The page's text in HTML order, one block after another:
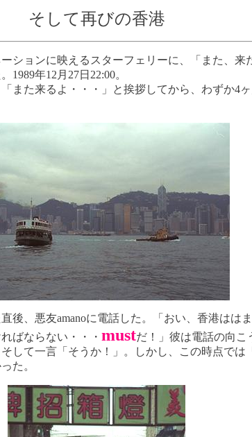
そして再びの香港
ションに映えるスターフェリーに、「また、来
1989年12月27日22:00。
また来るよ・・・」と挨拶してから、わずか4
後、悪友amanoに電話した。「おい、香港ははま
ばならない・・・ mustだ！」彼は電話の向こ
して一言「そうか！」。しかし、この時点では
た。